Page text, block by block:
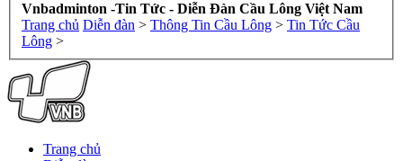
Vnbadminton -Tin Tức - Diễn Đàn Cầu Lông Việt Nam
Trang chủ Diễn đàn > Thông Tin Cầu Lông > Tin Tức Cầu
Lông >
Trang chủ